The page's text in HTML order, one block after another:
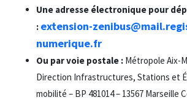
Une adresse électronique pour
: extension-
numerique.fr
Ou par voie postale : Métropole Aix-
Direction Infrastructures, Stations et
mobilité – BP 481014 – 13567 Marseille